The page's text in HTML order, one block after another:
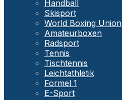
Handball
Skisport
World Boxing Union
Amateurboxen
Radsport
Tennis
Tischtennis
Leichtathletik
Formel 1
E-Sport